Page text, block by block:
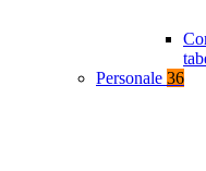
Personale 36